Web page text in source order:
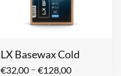
LX Basewax Cold
€32,00 – €128,00